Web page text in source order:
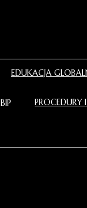
EDUKACJA
BIP